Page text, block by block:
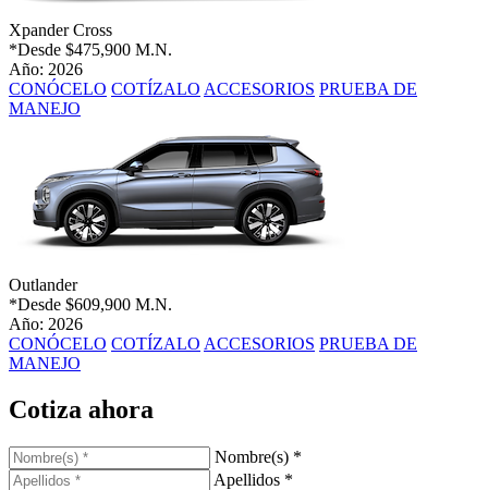
Xpander Cross
*Desde $475,900 M.N.
Año: 2026
CONÓCELO COTÍZALO ACCESORIOS PRUEBA DE
MANEJO
Outlander
*Desde $609,900 M.N.
Año: 2026
CONÓCELO COTÍZALO ACCESORIOS PRUEBA DE
MANEJO
Cotiza ahora
Nombre(s) *
Apellidos *